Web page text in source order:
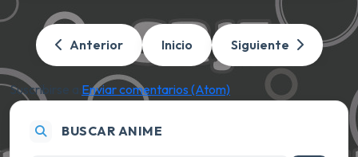
Anterior Inicio Siguiente
Suscribirse a:Enviar comentarios (Atom)
BUSCAR ANIME